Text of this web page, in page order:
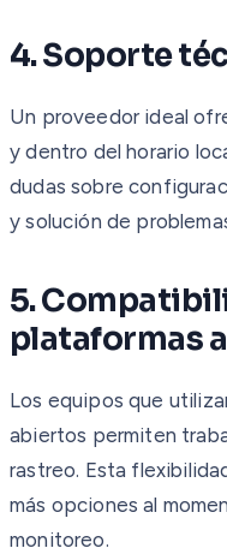
4. Soporte
Un proveedor ideal
y dentro del horario
dudas sobre
y solución de
5.
plataformas
Los equipos que
abiertos permiten
rastreo. Esta
más opciones al
monitoreo.